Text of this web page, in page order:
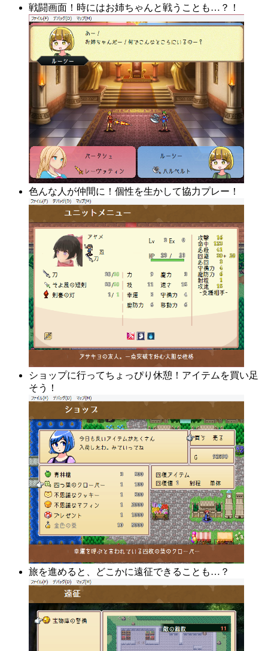
戦闘画面！時にはお姉ちゃんと戦うことも…？！
色んな人が仲間に！個性を生かして協力プレー！
ショップに行ってちょっぴり休憩！アイテムを買い足
そう！
旅を進めると、どこかに遠征できることも…？